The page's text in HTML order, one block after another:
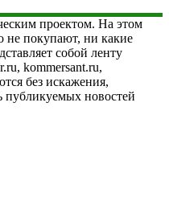
проектом. На этом
не покупают, ни какие
собой ленту
kommersant.ru,
без искажения,
публикуемых новостей